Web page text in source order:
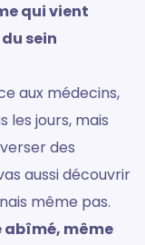
qui vient
sein
aux médecins,
les jours, mais
des
aussi découvrir
même pas.
abîmé, même